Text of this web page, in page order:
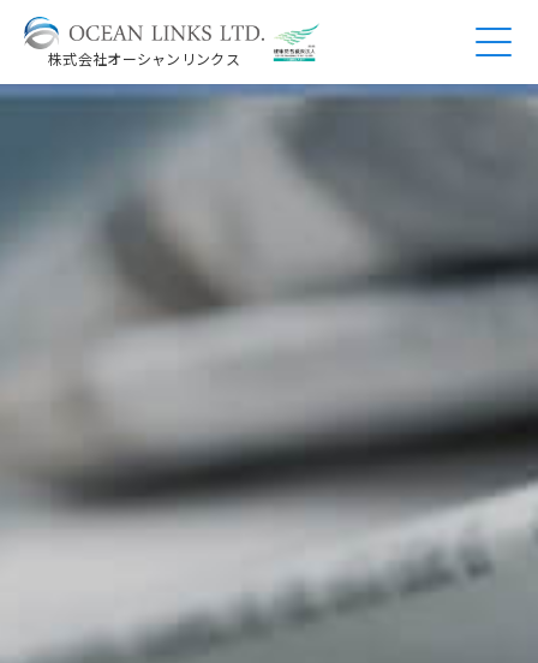
株式会社オーシャンリンクス